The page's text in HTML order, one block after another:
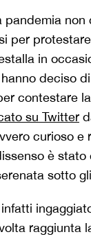
pandemia non
per
in
deciso
contestare
su Twitter
curioso e
è stato
sotto
raggiunta